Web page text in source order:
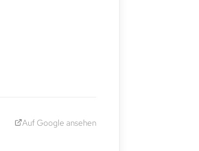
Auf Google ansehen